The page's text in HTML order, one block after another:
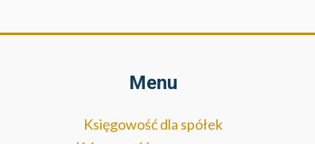
Menu
Księgowość dla spółek